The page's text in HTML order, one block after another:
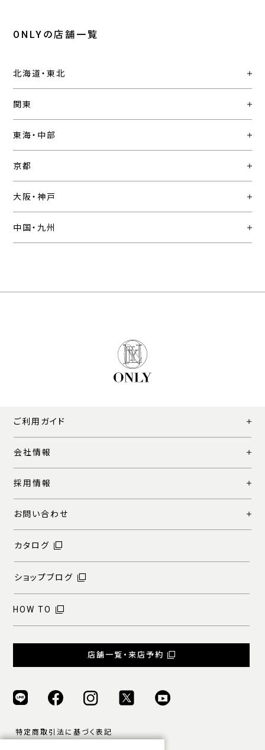
ONLYの店舗一覧
北海道・東北
関東
東海・中部
京都
大阪・神戸
中国・九州
ご利用ガイド
会社情報
採用情報
お問い合わせ
カタログ
ショップブログ
HOW TO
店舗一覧・来店予約
特定商取引法に基づく表記